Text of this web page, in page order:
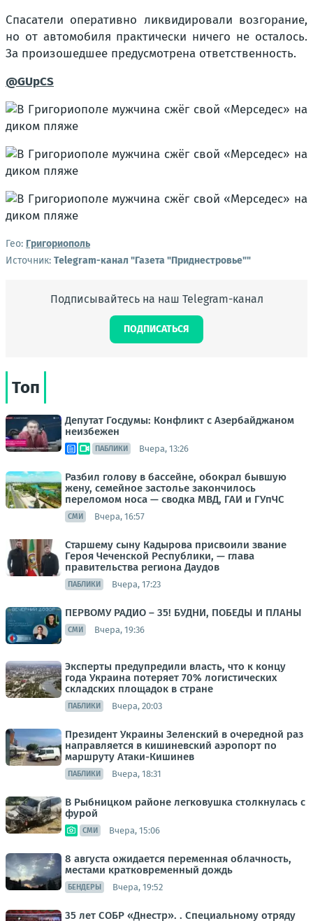
Спасатели оперативно ликвидировали возгорание,
но от автомобиля практически ничего не осталось.
За произошедшее предусмотрена ответственность.
@GUpCS
Гео: Григориополь
Источник: Telegram-канал "Газета "Приднестровье""
Подписывайтесь на наш Telegram-канал
ПОДПИСАТЬСЯ
Топ
Депутат Госдумы: Конфликт с Азербайджаном
неизбежен
ПАБЛИКИ Вчера, 13:26
Разбил голову в бассейне, обокрал бывшую
жену, семейное застолье закончилось
переломом носа — сводка МВД, ГАИ и ГУпЧС
СМИ Вчера, 16:57
Старшему сыну Кадырова присвоили звание
Героя Чеченской Республики, — глава
правительства региона Даудов
ПАБЛИКИ Вчера, 17:23
ПЕРВОМУ РАДИО – 35! БУДНИ, ПОБЕДЫ И ПЛАНЫ
СМИ Вчера, 19:36
Эксперты предупредили власть, что к концу
года Украина потеряет 70% логистических
складских площадок в стране
ПАБЛИКИ Вчера, 20:03
Президент Украины Зеленский в очередной раз
направляется в кишиневский аэропорт по
маршруту Атаки-Кишинев
ПАБЛИКИ Вчера, 18:31
В Рыбницком районе легковушка столкнулась с
фурой
СМИ Вчера, 15:06
8 августа ожидается переменная облачность,
местами кратковременный дождь
БЕНДЕРЫ Вчера, 19:52
35 лет СОБР «Днестр». . Специальному отряду